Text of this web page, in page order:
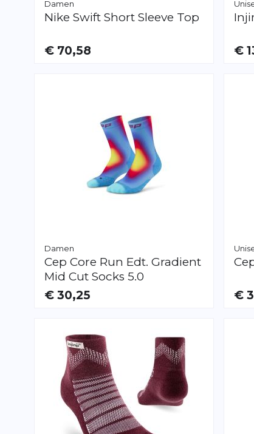
Damen
Nike Swift Short Sleeve Top
VERFÜGBAR
€ 70,58 €
Damen
Cep Core Run Edt. Gradient
Mid Cut Socks 5.0
VERFÜGBAR
€ 30,25 €